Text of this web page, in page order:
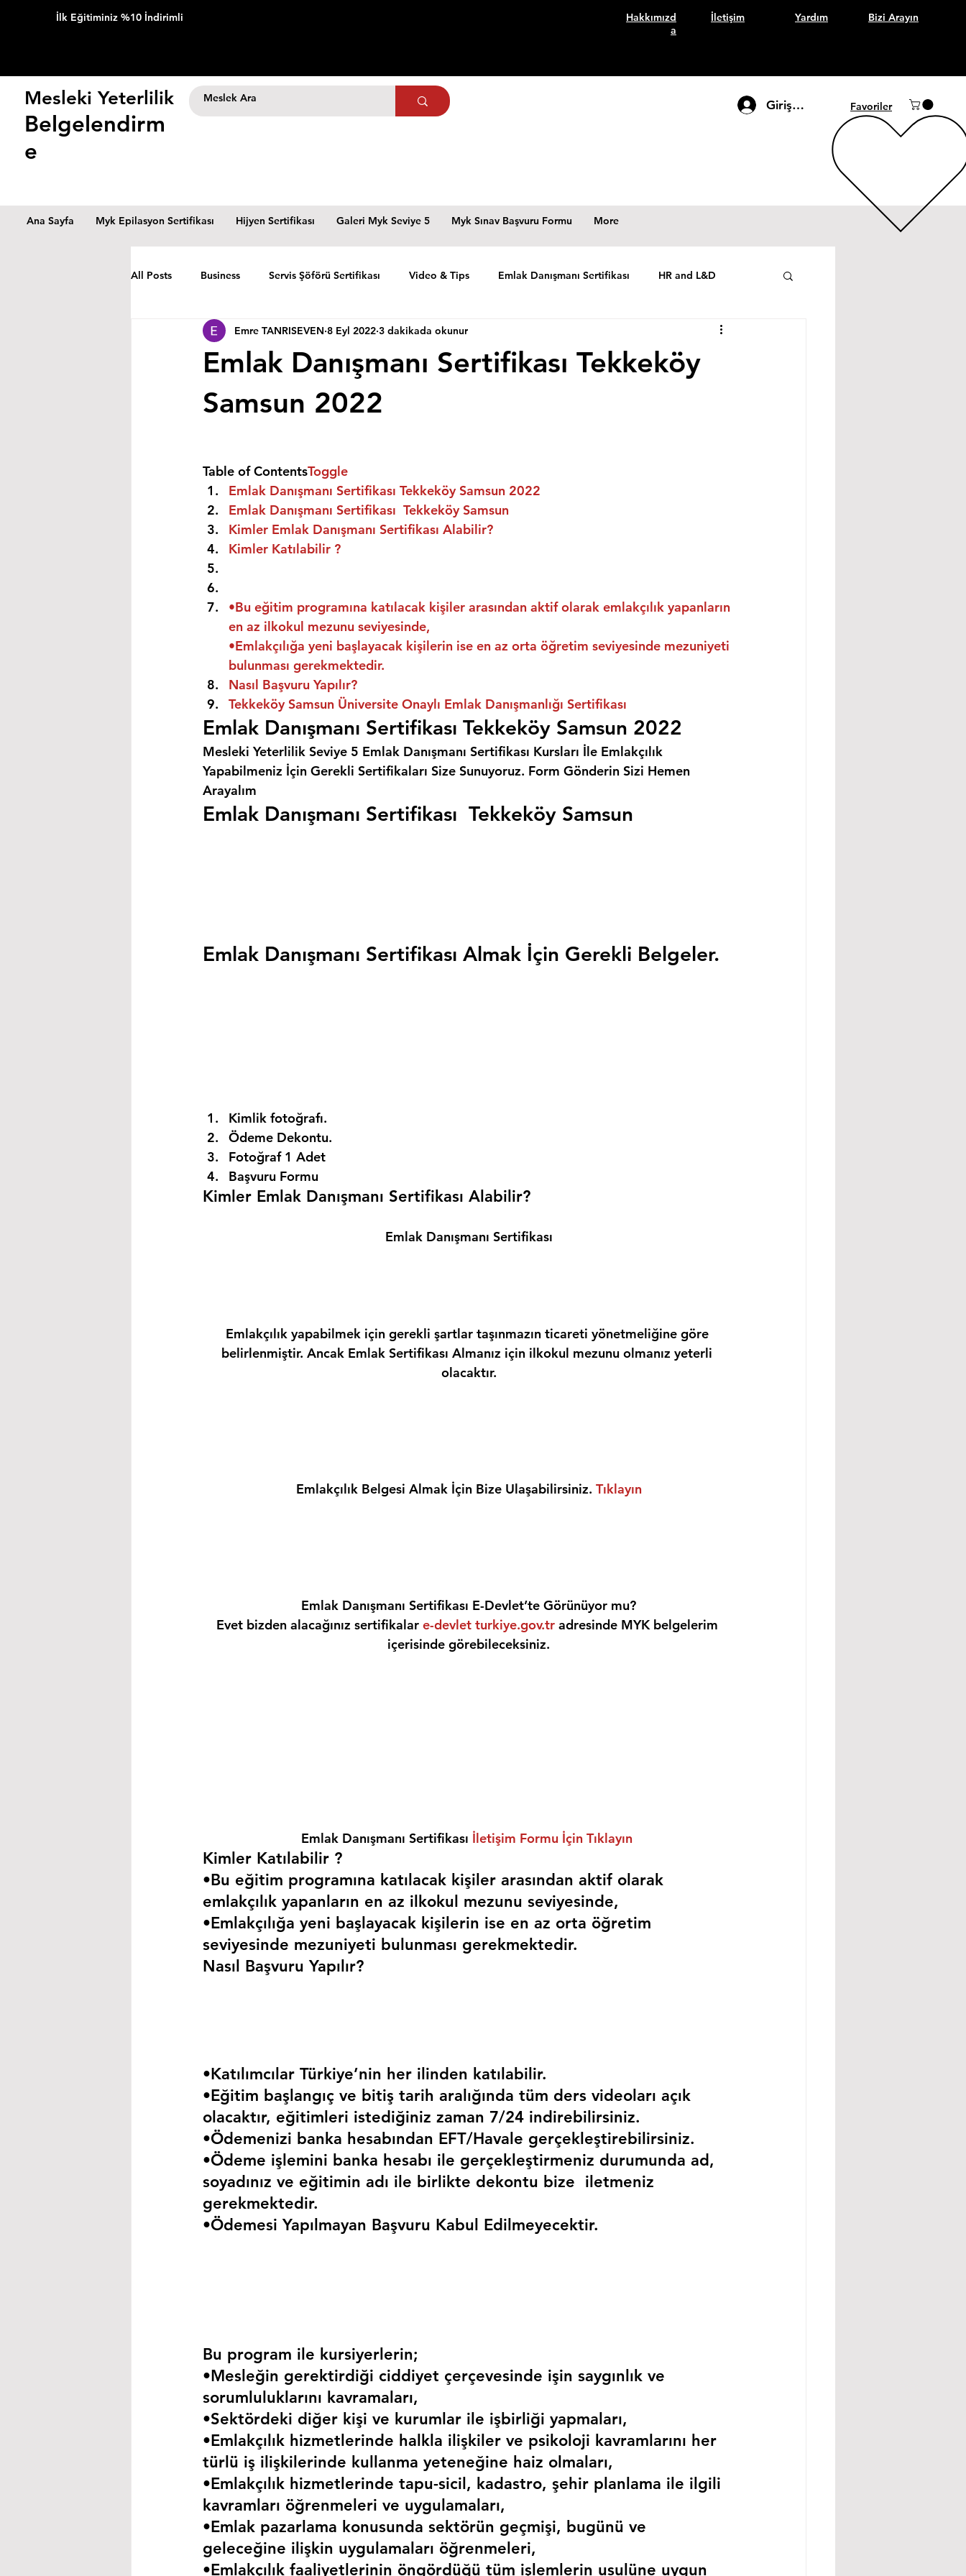
İlk Eğitiminiz %10 İndirimli
Hakkımızd
a
İletişim Yardım Bizi Arayın
Mesleki Yeterlilik
Belgelendirm
e
Giriş Yap Favoriler
Ana Sayfa Myk Epilasyon Sertifikası Hijyen Sertifikası Galeri Myk Seviye 5 Myk Sınav Başvuru Formu More
All Posts Business Servis Şöförü Sertifikası Video & Tips Emlak Danışmanı Sertifikası HR and L&D
Emlak Danışmanı Sertifikası Tekkeköy
Samsun 2022
Emre TANRISEVEN 8 Eyl 2022 3 dakikada okunur
Table of ContentsToggle
Emlak Danışmanı Sertifikası Tekkeköy Samsun 2022
Emlak Danışmanı Sertifikası  Tekkeköy Samsun
Kimler Emlak Danışmanı Sertifikası Alabilir?
Kimler Katılabilir ?
•Bu eğitim programına katılacak kişiler arasından aktif olarak emlakçılık yapanların
en az ilkokul mezunu seviyesinde,
•Emlakçılığa yeni başlayacak kişilerin ise en az orta öğretim seviyesinde mezuniyeti
bulunması gerekmektedir.
Nasıl Başvuru Yapılır?
Tekkeköy Samsun Üniversite Onaylı Emlak Danışmanlığı Sertifikası
Emlak Danışmanı Sertifikası Tekkeköy Samsun 2022
Mesleki Yeterlilik Seviye 5 Emlak Danışmanı Sertifikası Kursları İle Emlakçılık
Yapabilmeniz İçin Gerekli Sertifikaları Size Sunuyoruz. Form Gönderin Sizi Hemen
Arayalım
Emlak Danışmanı Sertifikası  Tekkeköy Samsun
Emlak Danışmanı Sertifikası Almak İçin Gerekli Belgeler.
Kimlik fotoğrafı.
Ödeme Dekontu.
Fotoğraf 1 Adet
Başvuru Formu
Kimler Emlak Danışmanı Sertifikası Alabilir?
Emlak Danışmanı Sertifikası
Emlakçılık yapabilmek için gerekli şartlar taşınmazın ticareti yönetmeliğine göre
belirlenmiştir. Ancak Emlak Sertifikası Almanız için ilkokul mezunu olmanız yeterli
olacaktır.
Emlakçılık Belgesi Almak İçin Bize Ulaşabilirsiniz. Tıklayın
Emlak Danışmanı Sertifikası E-Devlet’te Görünüyor mu?
Evet bizden alacağınız sertifikalar e-devlet turkiye.gov.tr adresinde MYK belgelerim
içerisinde görebileceksiniz.
Emlak Danışmanı Sertifikası İletişim Formu İçin Tıklayın
Kimler Katılabilir ?
•Bu eğitim programına katılacak kişiler arasından aktif olarak
emlakçılık yapanların en az ilkokul mezunu seviyesinde,
•Emlakçılığa yeni başlayacak kişilerin ise en az orta öğretim
seviyesinde mezuniyeti bulunması gerekmektedir.
Nasıl Başvuru Yapılır?
•Katılımcılar Türkiye’nin her ilinden katılabilir.
•Eğitim başlangıç ve bitiş tarih aralığında tüm ders videoları açık
olacaktır, eğitimleri istediğiniz zaman 7/24 indirebilirsiniz.
•Ödemenizi banka hesabından EFT/Havale gerçekleştirebilirsiniz.
•Ödeme işlemini banka hesabı ile gerçekleştirmeniz durumunda ad,
soyadınız ve eğitimin adı ile birlikte dekontu bize  iletmeniz
gerekmektedir.
•Ödemesi Yapılmayan Başvuru Kabul Edilmeyecektir.
Bu program ile kursiyerlerin;
•Mesleğin gerektirdiği ciddiyet çerçevesinde işin saygınlık ve
sorumluluklarını kavramaları,
•Sektördeki diğer kişi ve kurumlar ile işbirliği yapmaları,
•Emlakçılık hizmetlerinde halkla ilişkiler ve psikoloji kavramlarını her
türlü iş ilişkilerinde kullanma yeteneğine haiz olmaları,
•Emlakçılık hizmetlerinde tapu-sicil, kadastro, şehir planlama ile ilgili
kavramları öğrenmeleri ve uygulamaları,
•Emlak pazarlama konusunda sektörün geçmişi, bugünü ve
geleceğine ilişkin uygulamaları öğrenmeleri,
•Emlakçılık faaliyetlerinin öngördüğü tüm işlemlerin usulüne uygun